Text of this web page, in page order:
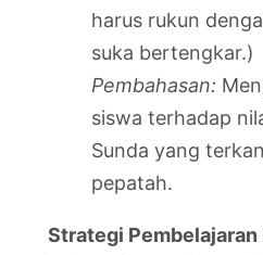
harus rukun
suka bertengkar.)
Pembahasan:
siswa terhadap
Sunda yang
pepatah.
Strategi